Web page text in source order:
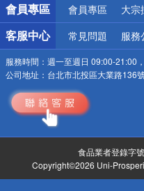
會員專區 會員專區 大宗
客服中心 常見問題 服務
服務時間： 週一至週日 09:00-21:00
公司地址： 台北市北投區大業路136
食品業者登錄字
Copyright©2026 Uni-